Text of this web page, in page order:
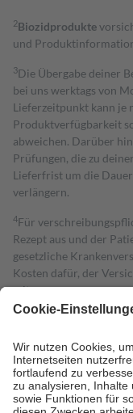
2Biozidprodukte
und
3Die Übergabe deiner
bei uns werktags von
Lieferzeitpunkt kann je
Produktverfügbarkeit
abweichen. Darüber
Prüfungen, die zu
Lieferfrist um die
verlängern.
4Für
Rezept aus und der
gesetzliche
Kosten dafür, der
mit.
Grundsätzlich leisten
höchstens zehn Euro.
Kosten der Leistung zu
Diese Regeln gelten
Bei Heilmitteln und
Zuzahlung zehn